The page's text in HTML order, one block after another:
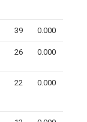
39 0.000
26 0.000
22 0.000